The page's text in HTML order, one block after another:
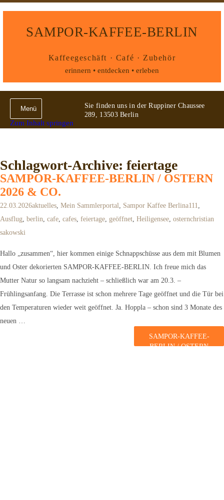
SAMPOR-KAFFEE-BERLIN
Kaffeegeschäft · Café · Zubehör
erinnern • entdecken • erleben
Menü
Zum Inhalt springen
Sie finden uns in der Ruppiner Chaussee
289, 13503 Berlin
Schlagwort-Archive: feiertage
SAMPOR-KAFFEE-BERLIN / OSTERN
2026 & CO.
22.03.2026aktuelles, Mein Sammlerportal, Sampor Kaffee Berlina111,
Ausflug, berlin, cafe, cafes, feiertage, geöffnet, Heiligensee, osternchristian
sakowski
Hallo „zusammen“, hier kommen einige Schnappschüsse aus dem mit Blumen
und Oster dekorierten SAMPOR-KAFFEE-BERLIN. Ich freue mich das
Mutter Natur so langsam nachzieht – schließlich war am 20.3. –
Frühlingsanfang. Die Terrasse ist schon mehrere Tage geöffnet und die Tür bei
den Temperaturen wieder weit geöffnet. Ja. Hoppla – schon sind 3 Monate des
neuen …
SAMPOR-KAFFEE-
BERLIN / OSTERN